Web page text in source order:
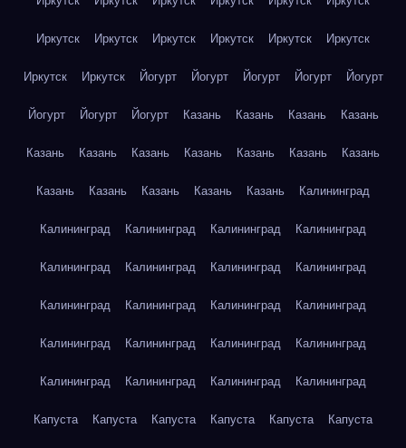
Иркутск Иркутск Иркутск Иркутск Иркутск Иркутск
Иркутск Иркутск Йогурт Йогурт Йогурт Йогурт Йогурт
Йогурт Йогурт Йогурт Казань Казань Казань Казань
Казань Казань Казань Казань Казань Казань Казань
Казань Казань Казань Казань Казань Калининград
Калининград Калининград Калининград Калининград
Калининград Калининград Калининград Калининград
Калининград Калининград Калининград Калининград
Калининград Калининград Калининград Калининград
Калининград Калининград Калининград Калининград
Капуста Капуста Капуста Капуста Капуста Капуста